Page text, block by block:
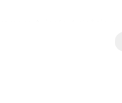
de quem valoriza